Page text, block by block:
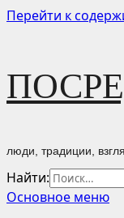
Перейти к
люди, традиции,
Найти:
Основное меню